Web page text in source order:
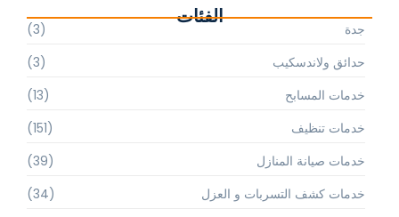
الفئات
جدة
(3)
حدائق ولاندسكيب
(3)
خدمات المسابح
(13)
خدمات تنظيف
(151)
خدمات صيانة المنازل
(39)
خدمات كشف التسربات و العزل
(34)